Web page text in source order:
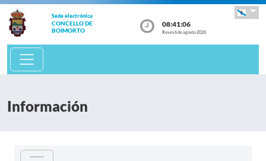
Sede electrónica
CONCELLO DE
BOIMORTO
08:41:06
Xoves 6 de agosto 2026
Información